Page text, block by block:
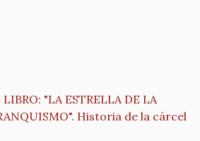
"LA ESTRELLA DE LA
Historia de la cárcel